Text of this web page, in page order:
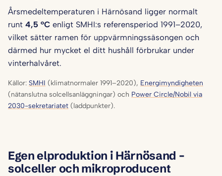
Årsmedeltemperaturen i Härnösand ligger normalt
runt 4,5 °C enligt SMHI:s referensperiod 1991–2020,
vilket sätter ramen för uppvärmningssäsongen och
därmed hur mycket el ditt hushåll förbrukar under
vinterhalvåret.
Källor: SMHI (klimatnormaler 1991–2020), Energimyndigheten
(nätanslutna solcellsanläggningar) och Power Circle/Nobil via
2030-sekretariatet (laddpunkter).
Egen elproduktion i Härnösand –
solceller och mikroproducent